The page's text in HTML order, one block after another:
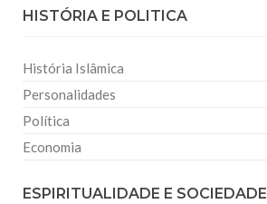
HISTÓRIA E POLITICA
História Islâmica
Personalidades
Política
Economia
ESPIRITUALIDADE E SOCIEDADE